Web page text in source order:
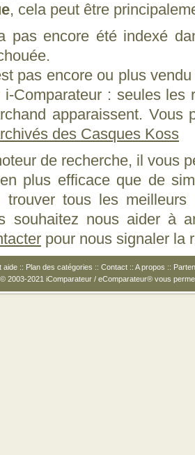
, cela peut être
pas encore été indexé
pas encore ou plus
i-Comparateur : seules les
apparaissent. Vous
des Casques Koss
de recherche, il vous
plus efficace que de
trouver tous les
souhaitez nous aider à
pour nous signaler la
aide :: Plan des catégories :: Contact :: A propos ::
2003-2021 iComparateur / eComparateur® vous